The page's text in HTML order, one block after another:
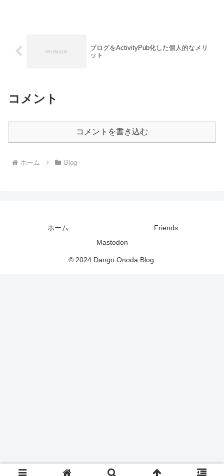
ブログをActivityPub化した個人的なメリ
ット
コメント
コメントを書き込む
ホーム Blog
ホーム
Friends
Mastodon
© 2024 Dango Onoda Blog.